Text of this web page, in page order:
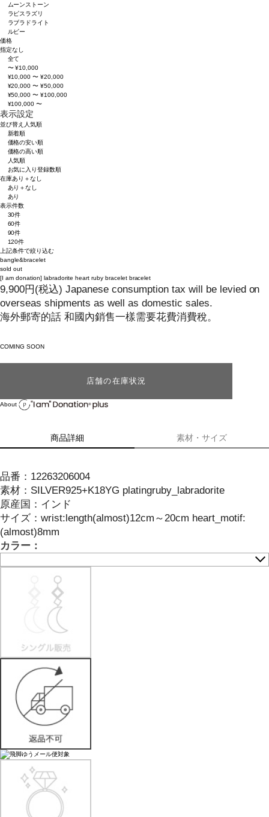
ムーンストーン
ラピスラズリ
ラブラドライト
ルビー
価格
指定なし
全て
〜 ¥10,000
¥10,000 〜 ¥20,000
¥20,000 〜 ¥50,000
¥50,000 〜 ¥100,000
¥100,000 〜
表示設定
並び替え 人気順
新着順
価格の安い順
価格の高い順
人気順
お気に入り登録数順
在庫あり＋なし
あり＋なし
あり
表示件数
30件
60件
90件
120件
上記条件で絞り込む
bangle&bracelet
sold out
[I am donation] labradorite heart ruby bracelet bracelet
9,900円 (税込) Japanese consumption tax will be levied on
overseas shipments as well as domestic sales.
海外郵寄的話 和國內銷售一樣需要花費消費稅。
COMING SOON
店舗の在庫状況
About
商品詳細 素材・サイズ
品番： 12263206004
素材： SILVER925+K18YG platingruby_labradorite
原産国： インド
サイズ： wrist:length(almost)12cm～20cm heart_motif:
(almost)8mm
カラー：